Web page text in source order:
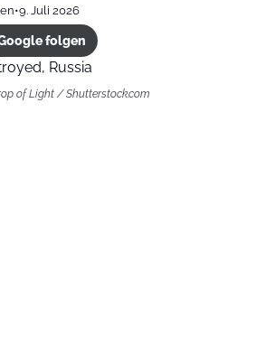
•9. Juli 2026
folgen
of Light / Shutterstock.com